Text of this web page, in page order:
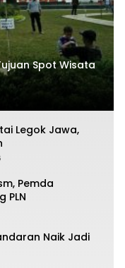
Spot Wisata
Legok Jawa,
Pemda
PLN
Naik Jadi